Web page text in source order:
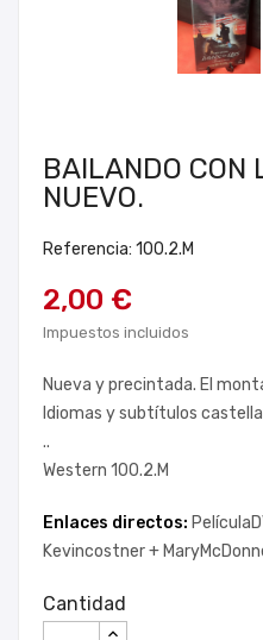
BAILANDO CON
NUEVO.
Referencia: 100.2.M
2,00 €
Impuestos incluidos
Nueva y precintada. El
Idiomas y subtítulos
..
Western 100.2.M
Enlaces directos:
Kevincostner +
Cantidad